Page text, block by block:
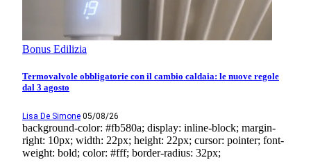
Bonus Edilizia
Termovalvole obbligatorie con il cambio caldaia: le nuove regole
dal 3 agosto
Lisa De Simone 05/08/26
background-color: #fb580a; display: inline-block; margin-
right: 10px; width: 22px; height: 22px; cursor: pointer; font-
weight: bold; color: #fff; border-radius: 32px;